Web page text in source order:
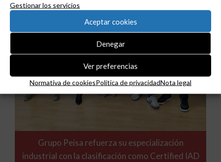
Gestionar los servicios
Aceptar cookies
Denegar
Ver preferencias
Normativa de cookiesPolítica de privacidadNota legal
Grupo Peisa refuerza su especialización
industrial con la clasificación como Certified IAD